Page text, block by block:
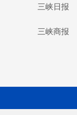
三峡日报
三峡商报